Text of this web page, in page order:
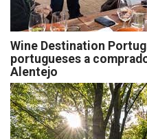
Wine Destination
portugueses a
Alentejo